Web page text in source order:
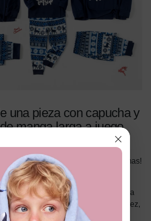
una pieza con capucha y
manga larga a juego
familia de Papá Noel
a la ciudad y le encantan estos pijamas!
cualquiera.
festiva de pies a cabeza! Ideal para
diseño con capucha garantiza calidez,
integral de Papá Noel